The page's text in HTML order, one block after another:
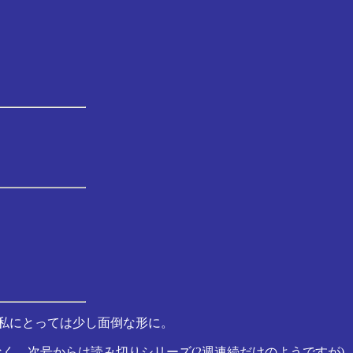
とっては少し面倒な形に。